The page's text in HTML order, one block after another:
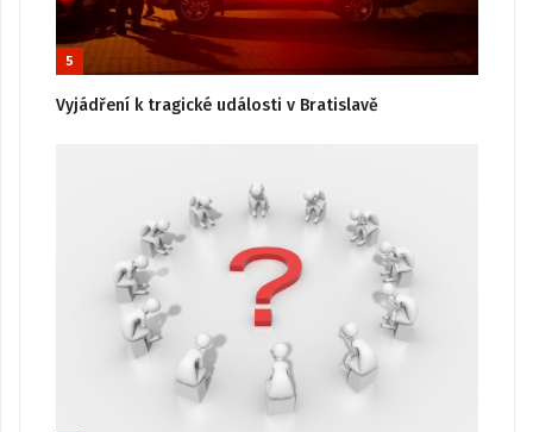
5
Vyjádření k tragické události v Bratislavě